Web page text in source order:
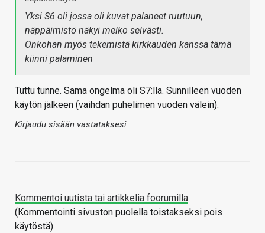
Yksi S6 oli jossa oli kuvat palaneet ruutuun,
näppäimistö näkyi melko selvästi.
Onkohan myös tekemistä kirkkauden kanssa tämä
kiinni palaminen
Tuttu tunne. Sama ongelma oli S7:lla. Sunnilleen vuoden
käytön jälkeen (vaihdan puhelimen vuoden välein).
Kirjaudu sisään vastataksesi
Kommentoi uutista tai artikkelia foorumilla
(Kommentointi sivuston puolella toistakseksi pois
käytöstä)